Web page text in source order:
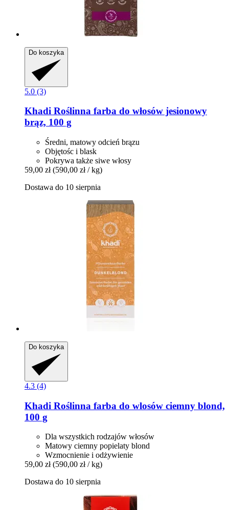
Do koszyka
5.0 (3)
Khadi Roślinna farba do włosów jesionowy
brąz, 100 g
Średni, matowy odcień brązu
Objętośc i blask
Pokrywa także siwe włosy
59,00 zł (590,00 zł / kg)
Dostawa do 10 sierpnia
Do koszyka
4.3 (4)
Khadi Roślinna farba do wlosów ciemny blond,
100 g
Dla wszystkich rodzajów włosów
Matowy ciemny popielaty blond
Wzmocnienie i odżywienie
59,00 zł (590,00 zł / kg)
Dostawa do 10 sierpnia